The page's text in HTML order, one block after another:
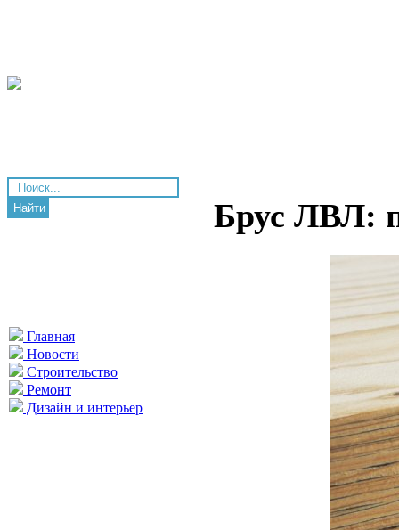
Найти
Главная
Новости
Строительство
Ремонт
Дизайн и интерьер
Брус ЛВЛ: